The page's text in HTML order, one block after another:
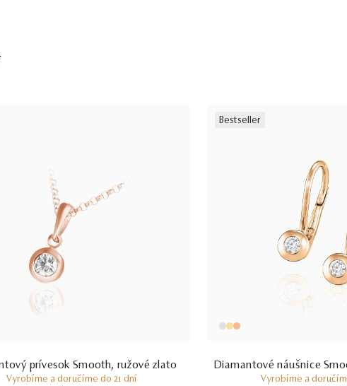
prívesok Smooth, ružové zlato
Vyrobíme a doručíme do 21 dní
Bestseller
Diamantové náušnice
Vyrobíme a